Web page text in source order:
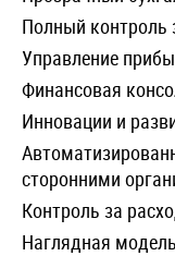
Полный контроль
Управление
Финансовая
Инновации и
сторонними
Контроль за
Наглядная